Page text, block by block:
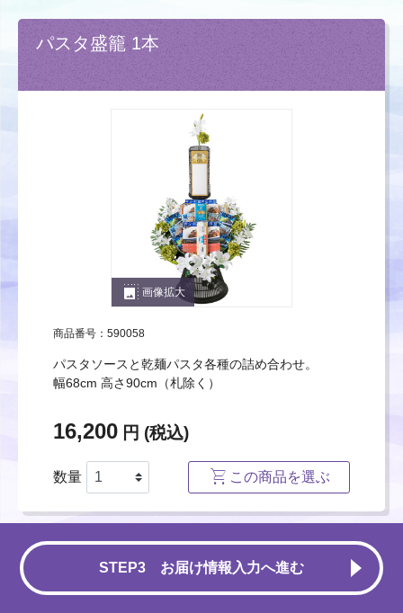
パスタ盛籠 1本
photo_size_select_large 画像拡大
商品番号：590058
パスタソースと乾麺パスタ各種の詰め合わせ。
幅68cm 高さ90cm（札除く）
16,200 円 (税込)
数量 この商品を選ぶ
ピクルス盛籠 1セット（２本）
STEP3 お届け情報入力へ進む